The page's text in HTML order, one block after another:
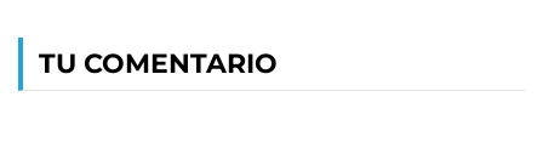
TU COMENTARIO